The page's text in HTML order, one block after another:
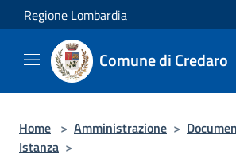
Salta al contenuto principale
Regione Lombardia
Comune di Credaro
Home > Amministrazione >
Istanza >